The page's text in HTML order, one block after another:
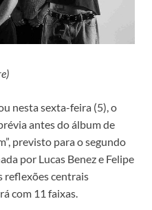
nesta sexta-feira (5), o
antes do álbum de
previsto para o segundo
por Lucas Benez e Felipe
reflexões centrais
com 11 faixas.